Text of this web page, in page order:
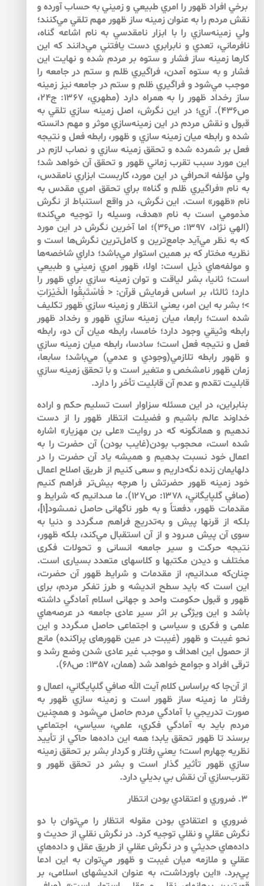
برخي افراد ظهور را امري طبيعي و زميني به حساب آورده و
نقش مردم را به عنوان زمينه ساز ظهور مهم تلقي مي‌كنند؛
ولي زمينه‌سازي را با ابزار نامقدسي به نام اشاعه گناه،
نافرماني، تعدي و نابرابري دست يافتني مي‌‌دانند كه اين
كارها زمينه ساز فشار و ستوه بر مردم شده و نهايت اين
فشار و به ستوه آمدن، فراگيري ظلم و ستم در جامعه را
موجب مي‌‌شود و فراگيري ظلم و ستم در جامعه نيز زمينه
ساز رخداد ظهور را به همراه دارد (مطهري، ۱۳۶۷: ج۲۴،
ص۴۳۶). آري؛ در اين نگرش، اصل زمينه سازي تلقي به
قبول و نقش مردم در اين زمينه‌سازي موثر و مهم دانسته
شده و رابطه ميان زمينه سازي و ظهور، رابطه فعل و نتيجه
فعل بر شمرده شده و تحقق زمينه سازي و نصاب لازم در
اين مورد سبب تقرب زماني ظهور و تحقق آن خواهد شد؛
ولي مؤلفه انحرافي در اين مورد، كاربست ابزاري نامقدس،
به نام «فراگيري ظلم و گناه» براي تحقق امري مقدس به
نام «ظهور» است. اين نگرش، در واقع استنباط از نگرش
مذمومي است به نام «هدف، وسيله را توجيه مي‌كند»
(الهي نژاد، ۱۳۹۷: ص۳۶)؛ اما آخرين نگرش در اين مورد
كه به نظر مي‌‌آيد جامع‌‌ترين و كامل‌‌ترين نگرش‌‌ها است و
نظريه مختار كه بر همين استوار مي‌باشد؛ داراي شاخصه‌‌ها
و مولفه‌‌هاي ذيل است: اولا، ظهور امري زميني و طبيعي
است؛ ثانيا، بشر لياقت و توان زمينه سازي براي ظهور را
دارد؛ ثالثا، بر اساس فرمايش قرآن: < فَاسْتَبِقُوا الْخَيْرَاتِ
>؛ بشر به اين امر، يعني انتظار و زمينه سازي ظهور تكليف
شده است؛ رابعا، ميان زمينه سازي ظهور و رخداد ظهور
رابطه وثيقي وجود دارد؛ خامسا، رابطه ميان آن دو، رابطه
فعل و نتيجه فعل است؛ سادسا، رابطه ميان زمينه سازي
و ظهور رابطه تلازمي(وجودي و عدمي) مي‌‌باشد؛ سابعا،
زمان ظهور نامشخص و متغير است و با تحقق زمينه سازي
قابليت تقدم و عدم آن قابليت تأخر را دارد.
بنابراين، در اين مسئله سزاوار است تسليم حكم و اراده
خداوند عالم باشيم و فضيلت انتظار ظهور را از دست
ندهيم و همان‏گونه كه در روايت «على بن مهزيار» اشاره
شده است، محجوب بودن(غايب بودن) آن حضرت را به
اعمال خود نسبت بدهيم و هميشه ياد آن حضرت را در
دل‏هايمان زنده نگه‌داريم و سعى كنيم از طريق اصلاح اعمال
خود زمينه ظهور حضرتش را هرچه بيش‌‌تر فراهم كنيم
(صافي گلپايگاني، ۱۳۷۸: ص۱۲۷). ما مى‏دانيم كه شرايط و
مقدمات ظهور، دفعتاً و به طور ناگهانى حاصل نمى‏شود[۱]،
بلكه از قرن‏ها پيش و به‌‌تدريج فراهم مى‏گردد و دنيا به
سوى آن پيش مى‏رود و از آن استقبال مي‌كند، بلكه ظهور،
نتيجه حركت و سير جامعه انسانى و تحولات فكرى
مختلف و ديدن مكتب‏ها و كلاس‏هاى متعدد بسيارى است.
چنان‌كه مى‏دانيم، از مقدمات و شرايط ظهور آن حضرت،
اين است كه بايد سطح انديشه و طرز تفكر مردم، براى
ظهور و قبول حكومت واحد و جهانى اسلام آمادگي داشته
باشد و اين ويژگى بر اثر سير عادى جامعه در عرصه‌هاي
علمى و فكرى و سياسى و اجتماعى حاصل مى‏گردد و اين
نحو غيبت و ظهور (غيبت در عين ظهورهاى پراكنده) مانع
از حصول اين اهداف و موجب غير عادى شدن وضع رشد و
ترقى افراد و جوامع خواهد شد (همان، ۱۳۵۷: ص۶۸).
از آن‌‌جا كه براساس كلام آيت الله صافي گلپايگاني، اعمال و
رفتار ما زمينه ساز ظهور است و زمينه سازي ظهور به‌‌
صورت تدريجي با آمادگي مردم حاصل مي‌‌شود و همچنين
مردم بايد به آمادگي فكري، علمي، سياسي، اجتماعي
برسند تا ظهور تحقق يابد؛ همه اين داده‌‌ها حاكي از تأييد
نظريه چهارم است؛ يعني رفتار و كردار بشر بر تحقق زمينه
سازي ظهور تأثير گذار است و بشر در تحقق ظهور و
تقرب‌‌سازي آن نقش بي بديلي دارد.
۳. ضروري و اعتقادي بودن انتظار
ضروري و اعتقادي بودن مقوله انتظار را مي‌‌توان با دو
نگرش عقلي و نقلي توجيه كرد. در نگرش نقلي از حديث و
داده‌‌هاي حديثي و در نگرش عقلي از طريق عقل و داده‌‌هاي
عقلي و ملازمه ميان غيبت و ظهور مي‌‌توان به اين ادعا
پي‌‌برد. «اين باورداشت، به عنوان انديشه‏اى اسلامى، بر